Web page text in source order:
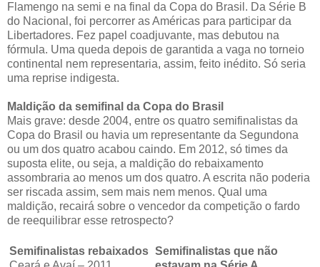
Flamengo na semi e na final da Copa do Brasil. Da Série B
do Nacional, foi percorrer as Américas para participar da
Libertadores. Fez papel coadjuvante, mas debutou na
fórmula. Uma queda depois de garantida a vaga no torneio
continental nem representaria, assim, feito inédito. Só seria
uma reprise indigesta.
Maldição da semifinal da Copa do Brasil
Mais grave: desde 2004, entre os quatro semifinalistas da
Copa do Brasil ou havia um representante da Segundona
ou um dos quatro acabou caindo. Em 2012, só times da
suposta elite, ou seja, a maldição do rebaixamento
assombraria ao menos um dos quatro. A escrita não poderia
ser riscada assim, sem mais nem menos. Qual uma
maldição, recairá sobre o vencedor da competição o fardo
de reequilibrar esse retrospecto?
Semifinalistas rebaixados Semifinalistas que não